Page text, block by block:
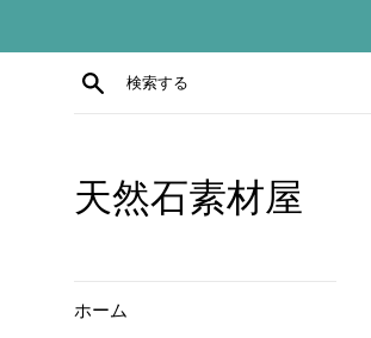
検索する
天然石素材屋
ホーム